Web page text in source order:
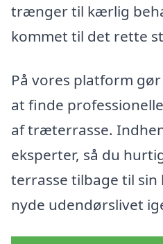
trænger til kærlig
kommet til det rette
På vores platform
at finde
af træterrasse.
eksperter, så du
terrasse tilbage til sin
nyde udendørslivet